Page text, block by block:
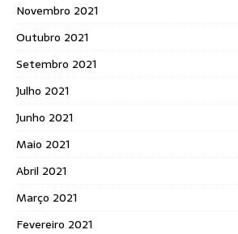
Novembro 2021
Outubro 2021
Setembro 2021
Julho 2021
Junho 2021
Maio 2021
Abril 2021
Março 2021
Fevereiro 2021